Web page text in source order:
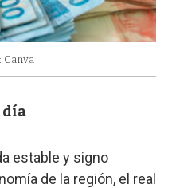
Canva
día
estable y signo
de la región, el real